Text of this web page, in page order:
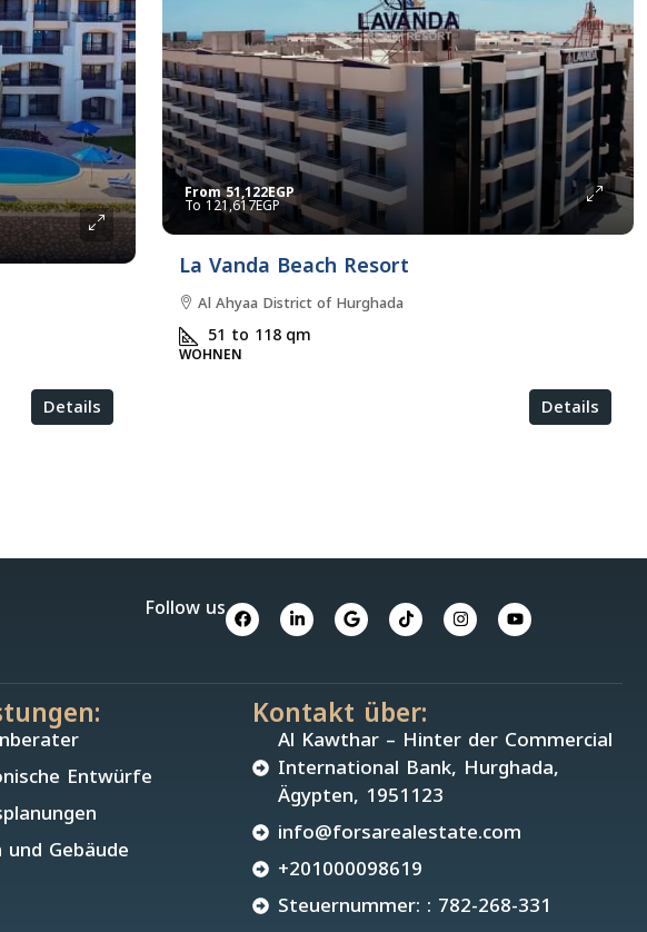
Details
From51,122EGP
121,617EGP
La Vanda Beach Resort
Al Ahyaa District of Hurghada
51 to 118qm
WOHNEN
Details
Follow us
Entwürfe
Gebäude
Kontakt über:
Al Kawthar – Hinter der Commercial
International Bank, Hurghada,
Ägypten, 1951123
info@forsarealestate.com
+201000098619
Steuernummer: : 782-268-331